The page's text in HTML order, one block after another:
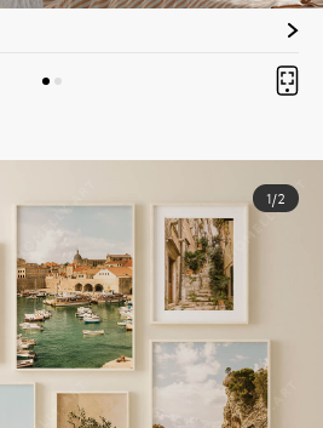
1/2